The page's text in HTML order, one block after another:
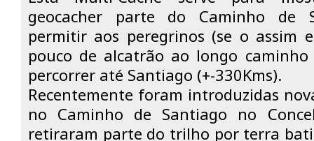
geocacher parte do Caminho de
permitir aos peregrinos (se o assim
pouco de alcatrão ao longo
percorrer até Santiago (+-330Kms).
Recentemente foram introduzidas
no Caminho de Santiago no
retiraram parte do trilho por terra